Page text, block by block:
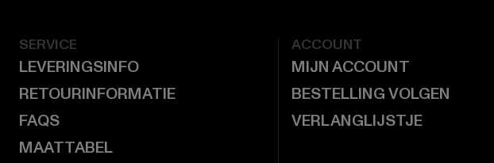
SERVICE
LEVERINGSINFO
RETOURINFORMATIE
FAQS
MAATTABEL
ACCOUNT
MIJN ACCOUNT
BESTELLING VOLGEN
VERLANGLIJSTJE